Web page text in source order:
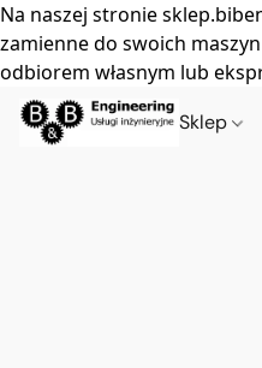
Na naszej stronie
zamienne do swoich
odbiorem własnym lub
Sklep